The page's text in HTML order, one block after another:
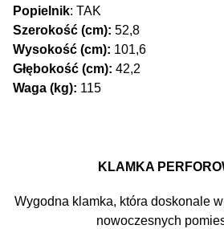
Popielnik: TAK
Szerokość (cm): 52,8
Wysokość (cm): 101,6
Głębokość (cm): 42,2
Waga (kg): 115
KLAMKA
Wygodna klamka, która doskonale
nowoczesnych